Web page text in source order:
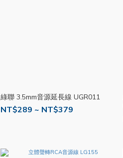
綠聯 3.5mm音源延長線 UGR011
NT$289 ~ NT$379